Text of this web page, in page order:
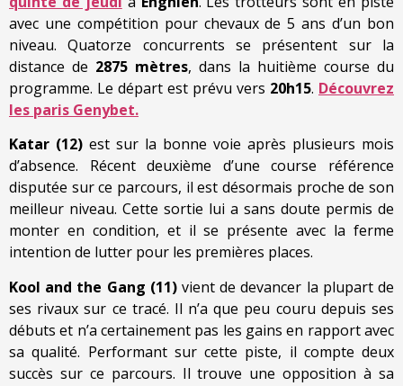
avec une compétition pour chevaux de 5 ans d’un bon
niveau. Quatorze concurrents se présentent sur la
distance de 2875 mètres, dans la huitième course du
programme. Le départ est prévu vers 20h15. Découvrez
les paris Genybet.
Katar (12) est sur la bonne voie après plusieurs mois
d’absence. Récent deuxième d’une course référence
disputée sur ce parcours, il est désormais proche de son
meilleur niveau. Cette sortie lui a sans doute permis de
monter en condition, et il se présente avec la ferme
intention de lutter pour les premières places.
Kool and the Gang (11) vient de devancer la plupart de
ses rivaux sur ce tracé. Il n’a que peu couru depuis ses
débuts et n’a certainement pas les gains en rapport avec
sa qualité. Performant sur cette piste, il compte deux
succès sur ce parcours. Il trouve une opposition à sa